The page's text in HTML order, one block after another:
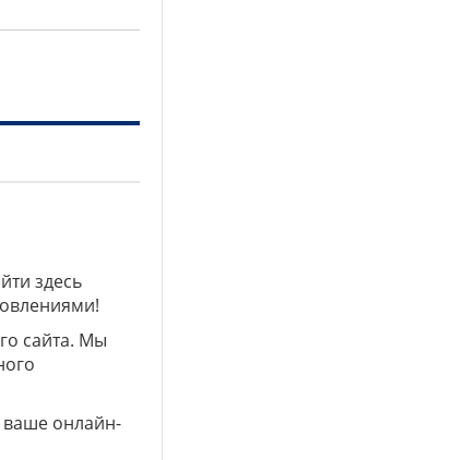
здесь
сайта. Мы
ваше онлайн-